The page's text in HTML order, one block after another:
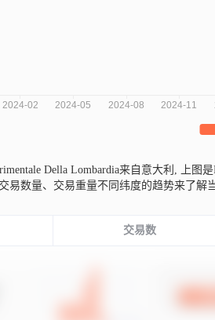
Della Lombardia来自意大利,
上图
易数量、交易重量不同纬度的趋势来了解
交易数